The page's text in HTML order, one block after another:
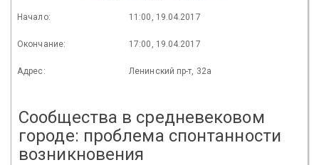
Начало: 11:00, 19.04.2017
Окончание: 17:00, 19.04.2017
Адрес: Ленинский пр-т, 32а
Сообщества в средневековом
городе: проблема спонтанности
возникновения